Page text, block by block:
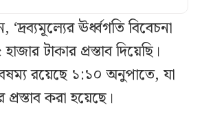
ঊর্ধ্বগতি বিবেচনা
টাকার প্রস্তাব দিয়েছি।
রয়েছে ১:১০ অনুপাতে, যা
করা হয়েছে।